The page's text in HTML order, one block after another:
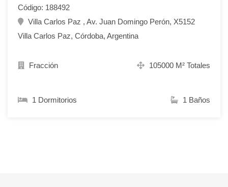
Código: 188492
Villa Carlos Paz , Av. Juan Domingo Perón, X5152
Villa Carlos Paz, Córdoba, Argentina
Fracción 105000 M² Totales
1 Dormitorios 1 Baños